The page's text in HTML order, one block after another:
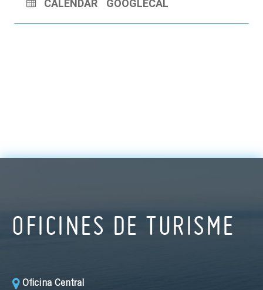
CALENDAR GOOGLECAL
OFICINES DE TURISME
Oficina Central